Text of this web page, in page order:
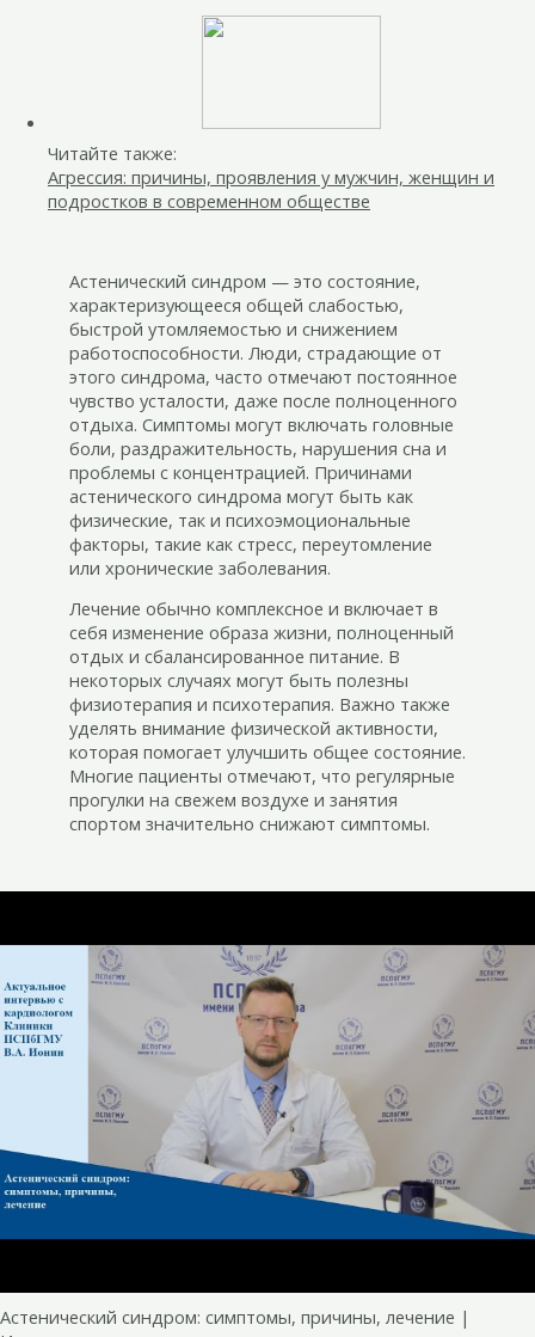
Читайте также:
Агрессия: причины, проявления у мужчин, женщин и
подростков в современном обществе
Астенический синдром — это состояние,
характеризующееся общей слабостью,
быстрой утомляемостью и снижением
работоспособности. Люди, страдающие от
этого синдрома, часто отмечают постоянное
чувство усталости, даже после полноценного
отдыха. Симптомы могут включать головные
боли, раздражительность, нарушения сна и
проблемы с концентрацией. Причинами
астенического синдрома могут быть как
физические, так и психоэмоциональные
факторы, такие как стресс, переутомление
или хронические заболевания.
Лечение обычно комплексное и включает в
себя изменение образа жизни, полноценный
отдых и сбалансированное питание. В
некоторых случаях могут быть полезны
физиотерапия и психотерапия. Важно также
уделять внимание физической активности,
которая помогает улучшить общее состояние.
Многие пациенты отмечают, что регулярные
прогулки на свежем воздухе и занятия
спортом значительно снижают симптомы.
Астенический синдром: симптомы, причины, лечение |